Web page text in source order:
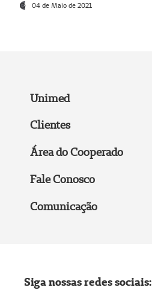
04 de Maio de 2021
Unimed
Clientes
Área do Cooperado
Fale Conosco
Comunicação
Siga nossas redes sociais: